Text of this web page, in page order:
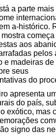
a parte
a-histórico.
aos
pelos
e madeiras
seus
do
apresenta
do país,
exótico, mas
signo das